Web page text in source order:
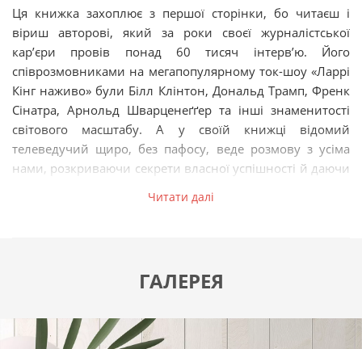
Ця книжка захоплює з першої сторінки, бо читаєш і
віриш авторові, який за роки своєї журналістської
кар’єри провів понад 60 тисяч інтерв’ю. Його
співрозмовниками на мегапопулярному ток-шоу «Ларрі
Кінг наживо» були Білл Клінтон, Дональд Трамп, Френк
Сінатра, Арнольд Шварценеґґер та інші знаменитості
світового масштабу. А у своїй книжці відомий
телеведучий щиро, без пафосу, веде розмову з усіма
нами, розкриваючи секрети власної успішності й даючи
свят і світських вечірок до жалобних заходів.
впевнено вступати в розмову і якнайкраще
Автор справді щирий зі своїми читачами. Розбираючи
типові помилки, він абсолютно спокійно згадує про свої
Читати далі
ГАЛЕРЕЯ